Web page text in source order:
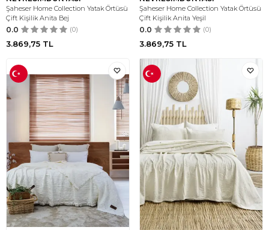
Şaheser Home Collection Yatak Örtüsü
Çift Kişilik Anita Bej
0.0 (0)
3.869,75 TL
Şaheser Home Collection Yatak Örtüsü
Çift Kişilik Anita Yeşil
0.0 (0)
3.869,75 TL